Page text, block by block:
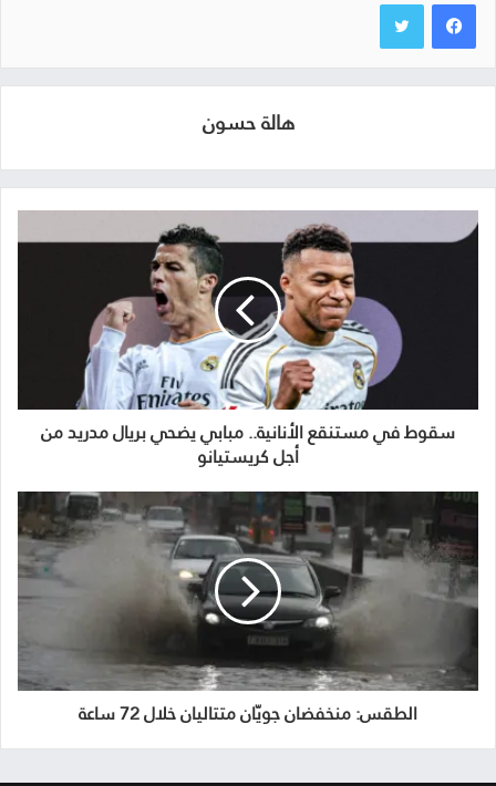
هالة حسون
سقوط في مستنقع الأنانية.. مبابي يضحي بريال مدريد من
أجل كريستيانو
الطقس: منخفضان جويّان متتاليان خلال 72 ساعة